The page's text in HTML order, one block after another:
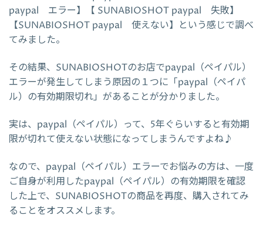
paypal エラー】【 SUNABIOSHOT paypal 失敗】
【SUNABIOSHOT paypal 使えない】という感じで調べ
てみました。
その結果、SUNABIOSHOTのお店でpaypal（ペイパル）
エラーが発生してしまう原因の１つに「paypal（ペイパ
ル）の有効期限切れ」があることが分かりました。
実は、paypal（ペイパル）って、5年ぐらいすると有効期
限が切れて使えない状態になってしまうんですよね♪
なので、paypal（ペイパル）エラーでお悩みの方は、一度
ご自身が利用したpaypal（ペイパル）の有効期限を確認
した上で、SUNABIOSHOTの商品を再度、購入されてみ
ることをオススメします。